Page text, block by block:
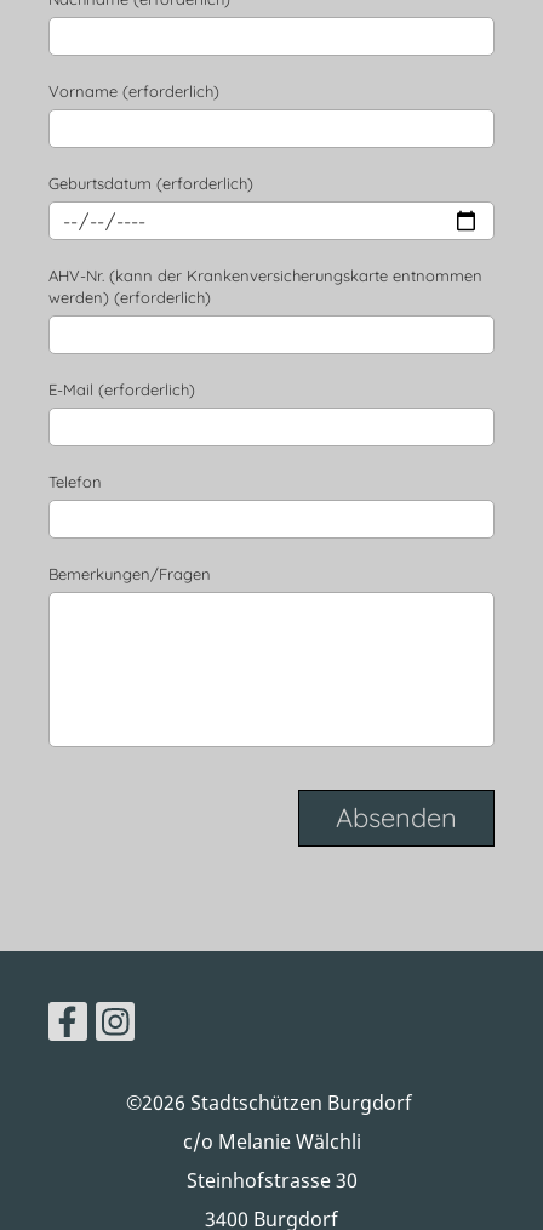
Vorname (erforderlich)
Geburtsdatum (erforderlich)
AHV-Nr. (kann der Krankenversicherungskarte entnommen
werden) (erforderlich)
E-Mail (erforderlich)
Telefon
Bemerkungen/Fragen
©2026 Stadtschützen Burgdorf
c/o Melanie Wälchli
Steinhofstrasse 30
3400 Burgdorf